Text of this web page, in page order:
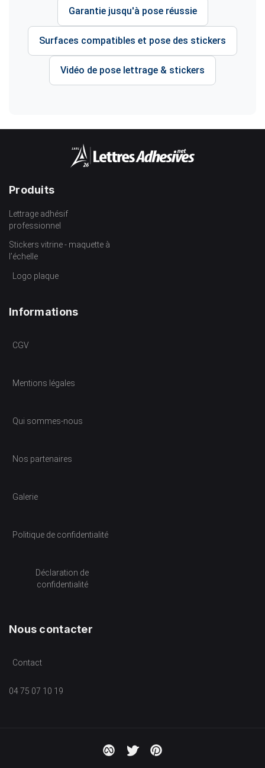
Garantie jusqu'à pose réussie
Surfaces compatibles et pose des stickers
Vidéo de pose lettrage & stickers
Produits
Lettrage adhésif
professionnel
Stickers vitrine - maquette à
l’échelle
Logo plaque
Informations
CGV
Mentions légales
Qui sommes-nous
Nos partenaires
Galerie
Politique de confidentialité
Déclaration de
confidentialité
Nous contacter
Contact
04 75 07 10 19